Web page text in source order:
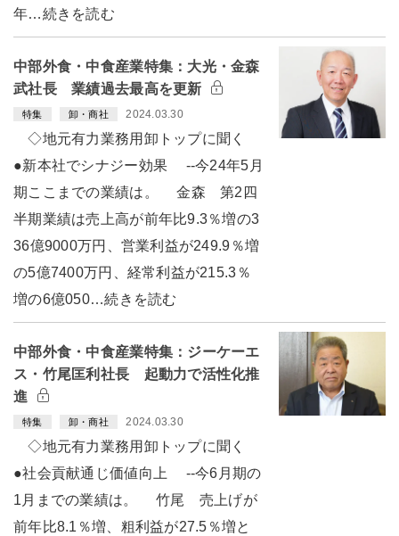
年…続きを読む
中部外食・中食産業特集：大光・金森
武社長 業績過去最高を更新
特集 卸・商社 2024.03.30
◇地元有力業務用卸トップに聞く
●新本社でシナジー効果 --今24年5月
期ここまでの業績は。 金森 第2四
半期業績は売上高が前年比9.3％増の3
36億9000万円、営業利益が249.9％増
の5億7400万円、経常利益が215.3％
増の6億050…続きを読む
中部外食・中食産業特集：ジーケーエ
ス・竹尾匡利社長 起動力で活性化推
進
特集 卸・商社 2024.03.30
◇地元有力業務用卸トップに聞く
●社会貢献通じ価値向上 --今6月期の
1月までの業績は。 竹尾 売上げが
前年比8.1％増、粗利益が27.5％増と